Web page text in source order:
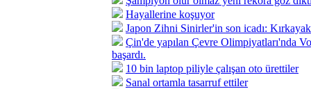
Hayallerine koşuyor
Japon Zihni Sinirler'in son icadı:
Çin'de yapılan Çevre Olimpiyatları'nda
başardı.
10 bin laptop piliyle çalışan oto ürettiler
Sanal ortamla tasarruf ettiler